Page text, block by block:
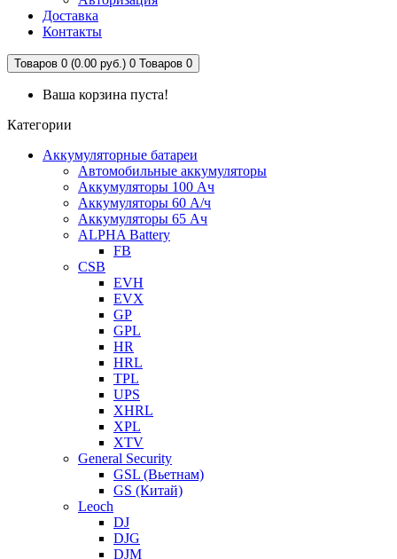
Доставка
Контакты
Товаров 0 (0.00 руб.) 0 Товаров 0
Ваша корзина пуста!
Категории
Аккумуляторные батареи
Автомобильные аккумуляторы
Аккумуляторы 100 Ач
Аккумуляторы 60 А/ч
Аккумуляторы 65 Ач
ALPHA Battery
FB
CSB
EVH
EVX
GP
GPL
HR
HRL
TPL
UPS
XHRL
XPL
XTV
General Security
GSL (Вьетнам)
GS (Китай)
Leoch
DJ
DJG
DJM